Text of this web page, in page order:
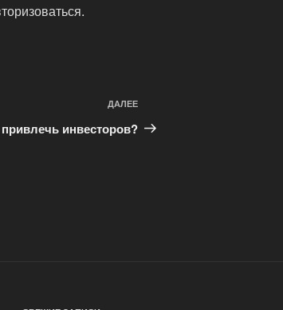
.
запись
ДАЛЕЕ
привлечь инвесторов?